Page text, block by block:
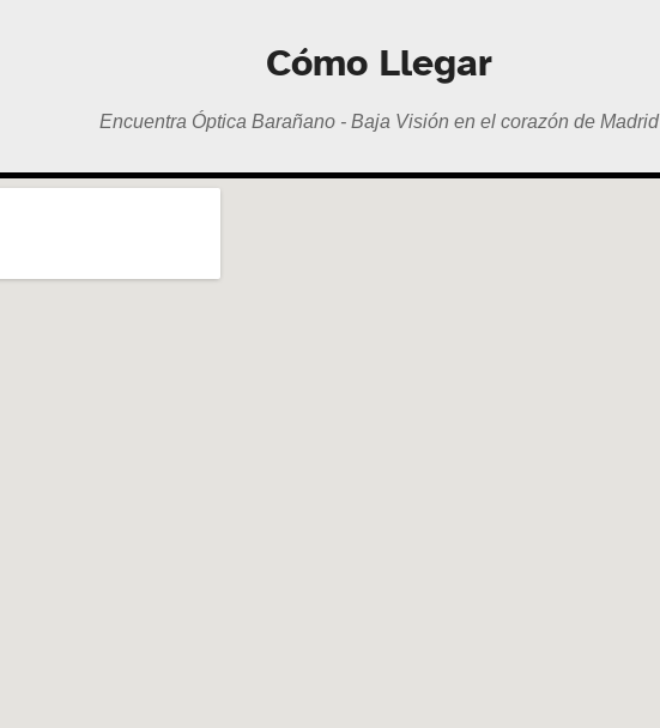
Cómo Llegar
Encuentra Óptica Barañano - Baja Visión en el corazón de Madrid